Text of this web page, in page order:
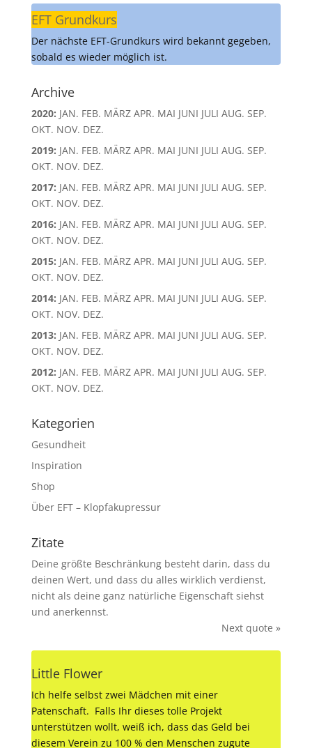
EFT Grundkurs
Der nächste EFT-Grundkurs wird bekannt gegeben,
sobald es wieder möglich ist.
Archive
2020: JAN. FEB. MÄRZ APR. MAI JUNI JULI AUG. SEP.
OKT. NOV. DEZ.
2019: JAN. FEB. MÄRZ APR. MAI JUNI JULI AUG. SEP.
OKT. NOV. DEZ.
2017: JAN. FEB. MÄRZ APR. MAI JUNI JULI AUG. SEP.
OKT. NOV. DEZ.
2016: JAN. FEB. MÄRZ APR. MAI JUNI JULI AUG. SEP.
OKT. NOV. DEZ.
2015: JAN. FEB. MÄRZ APR. MAI JUNI JULI AUG. SEP.
OKT. NOV. DEZ.
2014: JAN. FEB. MÄRZ APR. MAI JUNI JULI AUG. SEP.
OKT. NOV. DEZ.
2013: JAN. FEB. MÄRZ APR. MAI JUNI JULI AUG. SEP.
OKT. NOV. DEZ.
2012: JAN. FEB. MÄRZ APR. MAI JUNI JULI AUG. SEP.
OKT. NOV. DEZ.
Kategorien
Gesundheit
Inspiration
Shop
Über EFT – Klopfakupressur
Zitate
Deine größte Beschränkung besteht darin, dass du
deinen Wert, und dass du alles wirklich verdienst,
nicht als deine ganz natürliche Eigenschaft siehst
und anerkennst.
Next quote »
Little Flower
Ich helfe selbst zwei Mädchen mit einer
Patenschaft. Falls Ihr dieses tolle Projekt
unterstützen wollt, weiß ich, dass das Geld bei
diesem Verein zu 100 % den Menschen zugute